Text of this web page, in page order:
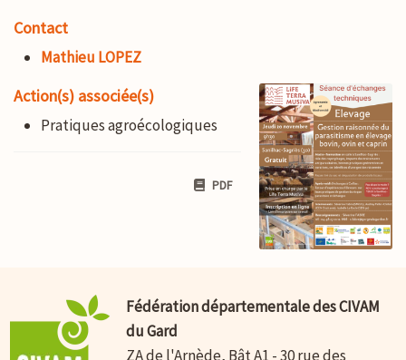
Contact
Mathieu LOPEZ
Action(s) associée(s)
Pratiques agroécologiques
PDF
Fédération départementale des CIVAM
du Gard
ZA de l'Arnède, Bât A1 - 30 rue des